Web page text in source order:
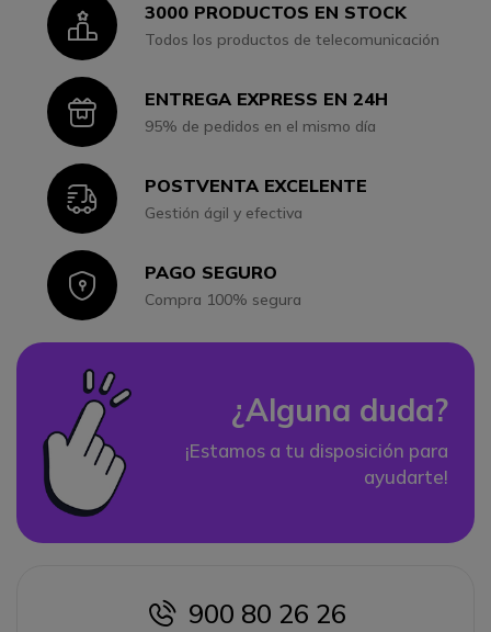
Icon3000 PRODUCTOS EN STOCK
Todos los productos de telecomunicación
IconENTREGA EXPRESS EN 24H
95% de pedidos en el mismo día
IconPOSTVENTA EXCELENTE
Gestión ágil y efectiva
IconPAGO SEGURO
Compra 100% segura
¿Alguna duda?
¡Estamos a tu disposición para
ayudarte!
icon
900 80 26 26